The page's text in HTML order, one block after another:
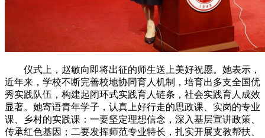
仪式上，赵敏向即将出征的师生送上美好祝愿。她表示，
近年来，学校不断完善校地协同育人机制，培育出多支全国优
秀实践队伍，构建起闭环式实践育人链条，社会实践育人成效
显著。她寄语青年学子，认真上好行走的思政课、实岗的专业
课、乡村的实践课：一要坚定理想信念，深入基层宣讲政策、
传承红色基因；二要发挥师范专业特长，扎实开展支教帮扶、